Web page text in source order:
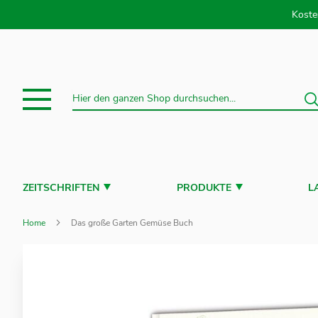
Suche
ZEITSCHRIFTEN PRODUKTE
Home Das große Garten Gemüse Buch